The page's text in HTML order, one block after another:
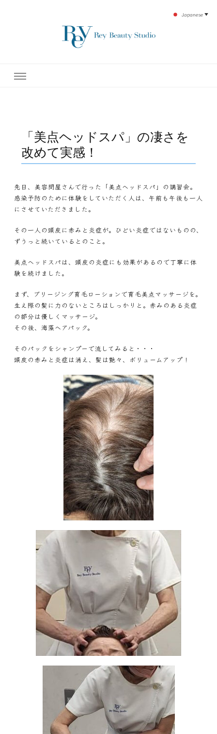
テ開設45年の実績を誇る本格エステだからこそ、お客様が必ず満足してもらえるこ
「美点ヘッドスパ」の凄さを
改めて実感！
先日、美容問屋さんで行った「美点ヘッドスパ」の講習会。
感染予防のために体験をしていただく人は、午前も午後も一人
にさせていただきました。
その一人の頭皮に赤みと炎症が。ひどい炎症ではないものの、
ずうっと続いているとのこと。
美点ヘッドスパは、頭皮の炎症にも効果があるので丁寧に体
験を続けました。
まず、ブリージング育毛ローションで育毛美点マッサージを。
生え際の髪に力のないところはしっかりと。赤みのある炎症
の部分は優しくマッサージ。
その後、海藻ヘアパック。
そのパックをシャンプーで流してみると・・・
頭皮の赤みと炎症は消え、髪は艶々、ボリュームアップ！
Japanese ▼